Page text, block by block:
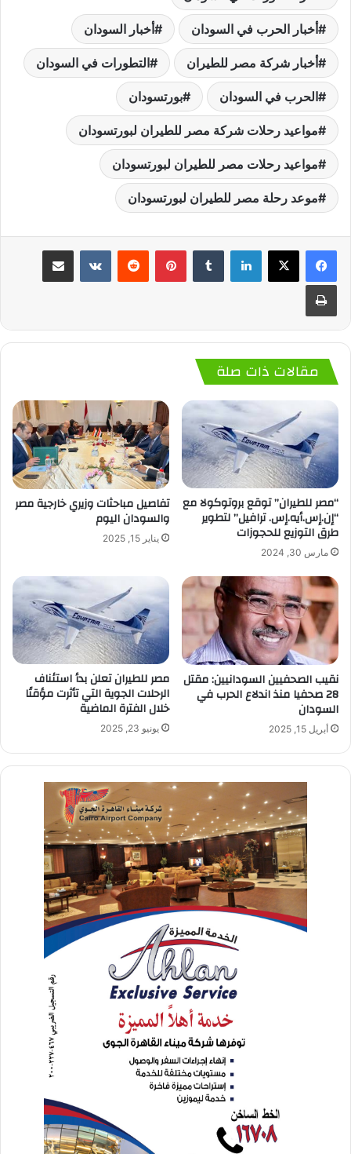
أخبار الحرب في السودان أخبار السودان
أخبار شركة مصر للطيران التطورات في السودان
الحرب في السودان بورتسودان
مواعيد رحلات شركة مصر للطيران لبورتسودان
مواعيد رحلات مصر للطيران لبورتسودان
موعد رحلة مصر للطيران لبورتسودان
لينكدإن بينتيريست
مقالات ذات صلة
“مصر للطيران” توقع بروتوكولا مع
“إن.إس.أيه.إس. ترافيل” لتطوير
طرق التوزيع للحجوزات
مارس 30, 2024
تفاصيل مباحثات وزيري خارجية مصر
والسودان اليوم
يناير 15, 2025
نقيب الصحفيين السودانيين: مقتل
28 صحفيا منذ اندلاع الحرب في
السودان
أبريل 15, 2025
مصر للطيران تعلن بدأ استئناف
الرحلات الجوية التي تأثرت مؤقتًا
خلال الفترة الماضية
يونيو 23, 2025